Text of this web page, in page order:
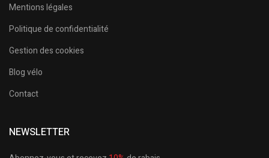
Mentions légales
Politique de confidentialité
Gestion des cookies
Blog vélo
Contact
NEWSLETTER